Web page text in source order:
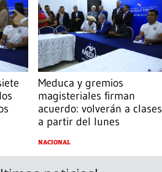
Meduca y gremios
magisteriales firman
acuerdo: volverán a clases
a partir del lunes
NACIONAL